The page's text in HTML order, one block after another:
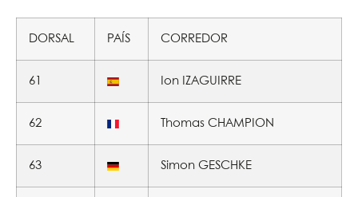
DORSAL PAÍS CORREDOR
61 Ion IZAGUIRRE
62 Thomas CHAMPION
63 Simon GESCHKE